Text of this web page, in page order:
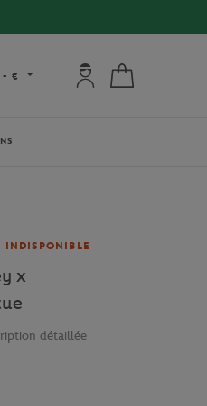
- € Mon compte : se
INDISPONIBLE
x
détaillée